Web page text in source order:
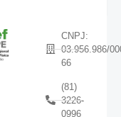
CNPJ:
03.956.986/
66
(81)
3226-
0996